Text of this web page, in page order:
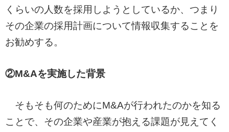
くらいの人数を採用しようとしているか、つまり
その企業の採用計画について情報収集することを
お勧めする。
②M&Aを実施した背景
そもそも何のためにM&Aが行われたのかを知る
ことで、その企業や産業が抱える課題が見えてく